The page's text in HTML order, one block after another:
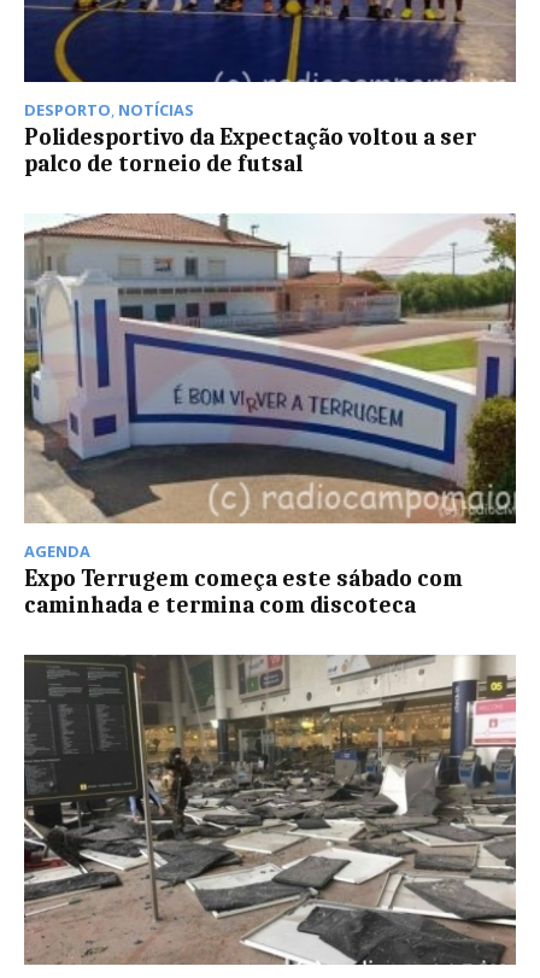
DESPORTO, NOTÍCIAS
Polidesportivo da Expectação voltou a ser
palco de torneio de futsal
AGENDA
Expo Terrugem começa este sábado com
caminhada e termina com discoteca